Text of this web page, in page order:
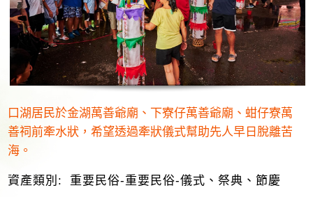
口湖居民於金湖萬善爺廟、下寮仔萬善爺廟、蚶仔寮萬
善祠前牽水狀，希望透過牽狀儀式幫助先人早日脫離苦
海。
資產類別:
重要民俗-重要民俗-儀式、祭典、節慶